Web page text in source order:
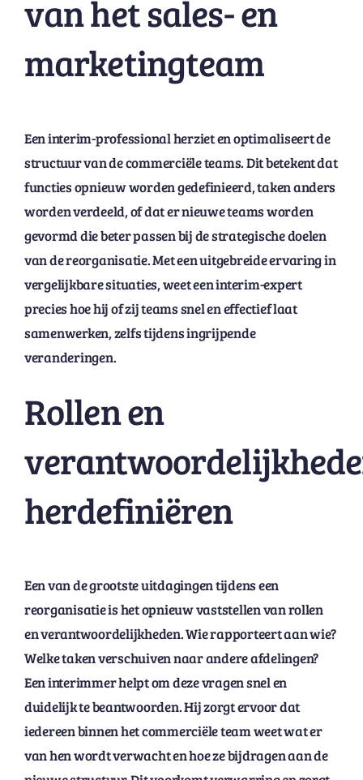
van het sales- en
marketingteam
Een interim-professional herziet en optimaliseert de
structuur van de commerciële teams. Dit betekent dat
functies opnieuw worden gedefinieerd, taken anders
worden verdeeld, of dat er nieuwe teams worden
gevormd die beter passen bij de strategische doelen
van de reorganisatie. Met een uitgebreide ervaring in
vergelijkbare situaties, weet een interim-expert
precies hoe hij of zij teams snel en effectief laat
samenwerken, zelfs tijdens ingrijpende
veranderingen.
Rollen en
herdefiniëren
Een van de grootste uitdagingen tijdens een
reorganisatie is het opnieuw vaststellen van rollen
en verantwoordelijkheden. Wie rapporteert aan wie?
Welke taken verschuiven naar andere afdelingen?
Een interimmer helpt om deze vragen snel en
duidelijk te beantwoorden. Hij zorgt ervoor dat
iedereen binnen het commerciële team weet wat er
van hen wordt verwacht en hoe ze bijdragen aan de